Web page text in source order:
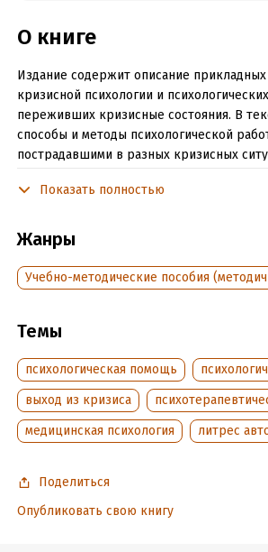
О книге
Издание содержит описание
кризисной психологии и
переживших кризисные состояния. В
способы и методы психологической
пострадавшими в разных кризисных
детям. Данное учебное пособие
Подробная информация
Объем:
Дата поступления: 28 марта 2022
Время на чтение:5ч.
Показать полностью
Жанры
Учебно-методические пособия
Темы
психологическая помощь
выход из кризиса
медицинская психология
литрес
Поделиться
Опубликовать свою книгу